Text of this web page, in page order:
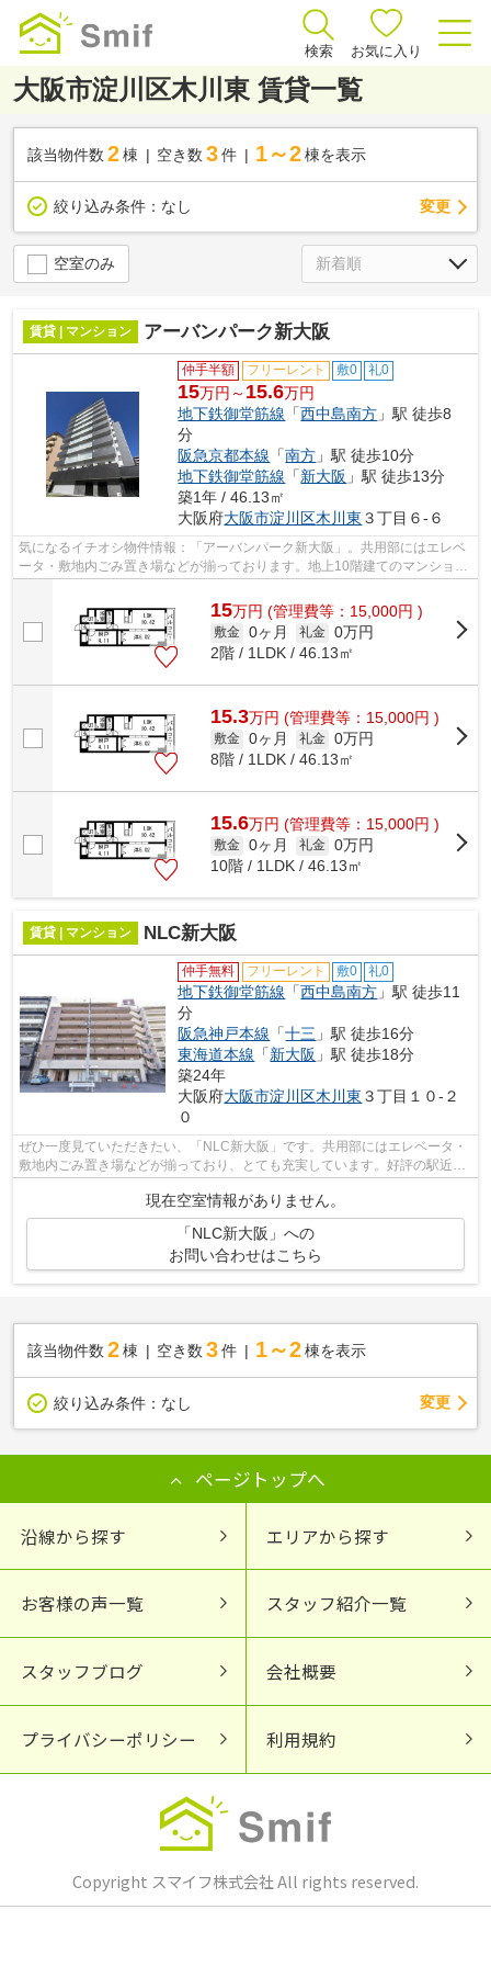
検索 お気に入り
大阪市淀川区木川東 賃貸一覧
該当物件数 2棟 空き数 3 件 1～2 棟を表示
絞り込み条件： なし 変更
空室のみ
賃貸 | マンション アーバンパーク新大阪
仲手半額 フリーレント 敷0 礼0
15万円～ 15.6万円
地下鉄御堂筋線 「西中島南方 」駅 徒歩8
分
阪急京都本線 「南方 」駅 徒歩10分
地下鉄御堂筋線 「新大阪 」駅 徒歩13分
築1年 / 46.13㎡
大阪府大阪市淀川区木川東 ３丁目６-６
気になるイチオシ物件情報：「アーバンパーク新大阪」。共用部にはエレベ
ータ・敷地内ごみ置き場などが揃っております。地上10階建てのマンション
は、弊社イチオシの物件です。令和7年...
15万円 (管理費等：15,000円 )
敷金 0ヶ月 礼金 0万円
2階 / 1LDK / 46.13㎡
15.3万円 (管理費等：15,000円 )
敷金 0ヶ月 礼金 0万円
8階 / 1LDK / 46.13㎡
15.6万円 (管理費等：15,000円 )
敷金 0ヶ月 礼金 0万円
10階 / 1LDK / 46.13㎡
賃貸 | マンション NLC新大阪
仲手無料 フリーレント 敷0 礼0
地下鉄御堂筋線 「西中島南方 」駅 徒歩11
分
阪急神戸本線 「十三 」駅 徒歩16分
東海道本線 「新大阪 」駅 徒歩18分
築24年
大阪府大阪市淀川区木川東 ３丁目１０-２
０
ぜひ一度見ていただきたい、「NLC新大阪」です。共用部にはエレベータ・
敷地内ごみ置き場などが揃っており、とても充実しています。好評の駅近物
件で、徒歩11分でのアクセスが可能です...
現在空室情報がありません。
「NLC新大阪」への
お問い合わせはこちら
該当物件数 2棟 空き数 3 件 1～2 棟を表示
絞り込み条件： なし 変更
ページトップへ
沿線から探す エリアから探す
お客様の声一覧 スタッフ紹介一覧
スタッフブログ 会社概要
プライバシーポリシー 利用規約
Copyright スマイフ株式会社 All rights reserved.